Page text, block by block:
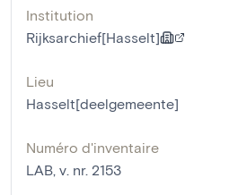
Institution
Rijksarchief[Hasselt]
Lieu
Hasselt[deelgemeente]
Numéro d'inventaire
LAB, v. nr. 2153